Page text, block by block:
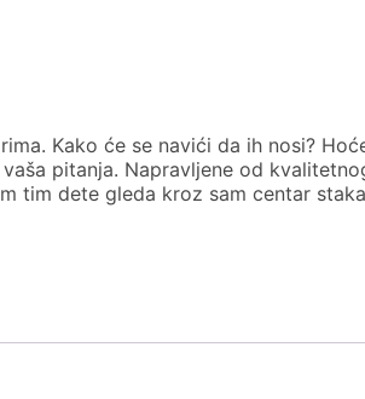
Kako će se navići da ih nosi?
pitanja. Napravljene od
tim dete gleda kroz sam centar